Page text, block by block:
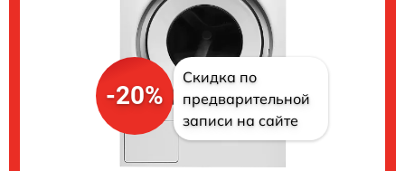
-20%
Скидка по
предварительной
записи на сайте